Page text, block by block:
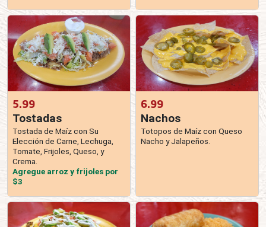
5.99
Tostadas
Tostada de Maíz con Su
Elección de Carne, Lechuga,
Tomate, Frijoles, Queso, y
Crema.
Agregue arroz y frijoles por
$3
6.99
Nachos
Totopos de Maíz con Queso
Nacho y Jalapeños.